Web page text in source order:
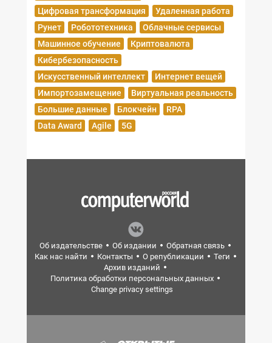
Цифровая трансформация
Удаленная работа
Рунет
Робототехника
Облачные сервисы
Машинное обучение
Криптовалюта
Кибербезопасность
Искусственный интеллект
Интернет вещей
Импортозамещение
Виртуальная реальность
Большие данные
Блокчейн
RPA
Data Award
Agile 5G
Об издательстве Об издании
Обратная связь
Как нас найти
Контакты О републикации
Теги
Архив изданий
Политика обработки персональных данных
Change privacy settings